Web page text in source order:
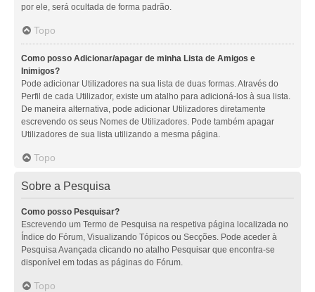
por ele, será ocultada de forma padrão.
Topo
Como posso Adicionar/apagar de minha Lista de Amigos e
Inimigos?
Pode adicionar Utilizadores na sua lista de duas formas. Através do
Perfil de cada Utilizador, existe um atalho para adicioná-los à sua lista.
De maneira alternativa, pode adicionar Utilizadores diretamente
escrevendo os seus Nomes de Utilizadores. Pode também apagar
Utilizadores de sua lista utilizando a mesma página.
Topo
Sobre a Pesquisa
Como posso Pesquisar?
Escrevendo um Termo de Pesquisa na respetiva página localizada no
Índice do Fórum, Visualizando Tópicos ou Secções. Pode aceder à
Pesquisa Avançada clicando no atalho Pesquisar que encontra-se
disponível em todas as páginas do Fórum.
Topo